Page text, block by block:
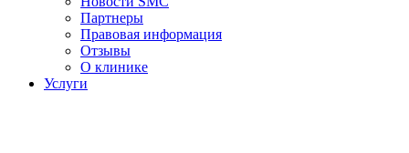
Партнеры
Правовая информация
Отзывы
О клинике
Услуги